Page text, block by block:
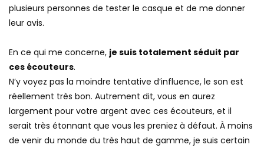
plusieurs personnes de tester le casque et de me donner
leur avis.
En ce qui me concerne, je suis totalement séduit par
ces écouteurs.
N’y voyez pas la moindre tentative d’influence, le son est
réellement très bon. Autrement dit, vous en aurez
largement pour votre argent avec ces écouteurs, et il
serait très étonnant que vous les preniez à défaut. À moins
de venir du monde du très haut de gamme, je suis certain